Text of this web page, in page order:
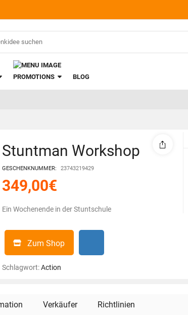
PROMOTIONS BLOG
Stuntman Workshop
GESCHENKNUMMER: 23743219429
349,00€
Ein Wochenende in der Stuntschule
Zum Shop
Schlagwort:Action
Verkäufer Richtlinien